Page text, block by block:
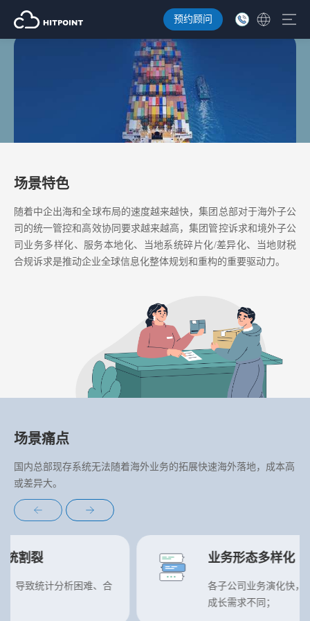
预约顾问
全球多业态运营和一体化协作，总部集团化管控和全球财税合规
场景特色
随着中企出海和全球布局的速度越来越快，集团总部对于海外子公
司的统一管控和高效协同要求越来越高，集团管控诉求和境外子公
司业务多样化、服务本地化、当地系统碎片化/差异化、当地财税
合规诉求是推动企业全球信息化整体规划和重构的重要驱动力。
场景痛点
国内总部现存系统无法随着海外业务的拓展快速海外落地，成本高
或差异大。
业务形态多样化
各子公司业务演化快，